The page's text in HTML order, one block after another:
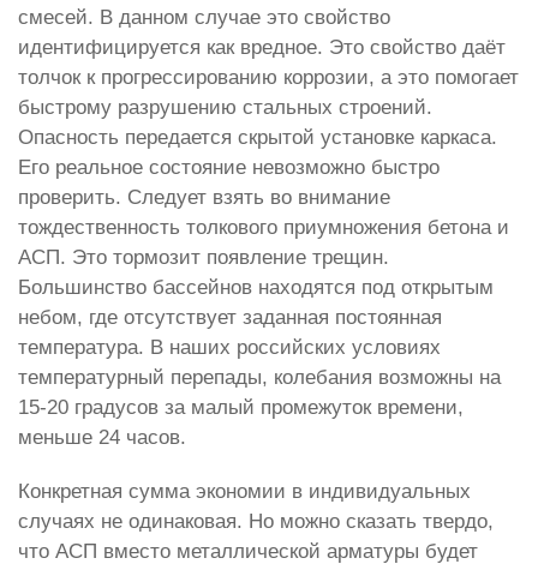
смесей. В данном случае это свойство
идентифицируется как вредное. Это свойство даёт
толчок к прогрессированию коррозии, а это помогает
быстрому разрушению стальных строений.
Опасность передается скрытой установке каркаса.
Его реальное состояние невозможно быстро
проверить. Следует взять во внимание
тождественность толкового приумножения бетона и
АСП. Это тормозит появление трещин.
Большинство бассейнов находятся под открытым
небом, где отсутствует заданная постоянная
температура. В наших российских условиях
температурный перепады, колебания возможны на
15-20 градусов за малый промежуток времени,
меньше 24 часов.
Конкретная сумма экономии в индивидуальных
случаях не одинаковая. Но можно сказать твердо,
что АСП вместо металлической арматуры будет